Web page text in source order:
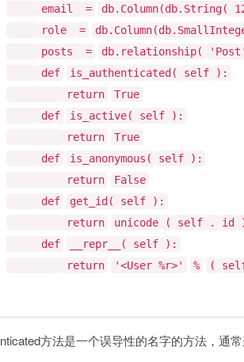
email
= db.Column(db.String(
role
=
posts
= db.relationship( 'Post'
def
is_authenticated( self
):
return
True
def
is_active( self
):
return
True
def
is_anonymous( self
):
return
False
def
get_id( self
):
return
unicode ( self . id
def
__repr__( self
):
return
'<User %r>' % (
方法是一个误导性的名字的方法，通